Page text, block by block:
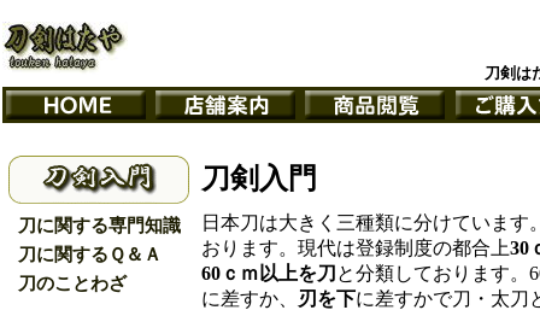
刀剣は
刀に関する専門知識
刀に関するＱ＆Ａ
刀のことわざ
刀剣入門
日本刀は大きく三種類に分けていま
おります。現代は登録制度の都合上30
60ｃｍ以上を刀 と分類しております。
に差すか、
刃を下に差すかで刀・太刀